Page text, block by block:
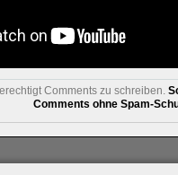
Comments zu schreiben.
Comments ohne Spam-